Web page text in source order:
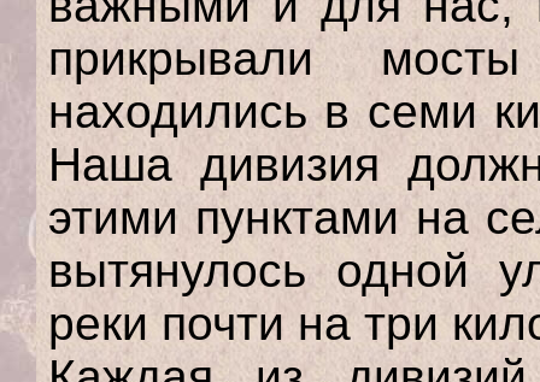
прикрывали
находились в семи
Наша дивизия
этими пунктами на
вытянулось одной
реки почти на три